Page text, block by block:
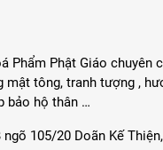
Phẩm Phật Giáo chuyên
mật tông, tranh tượng ,
bảo hộ thân …
ngõ 105/20 Doãn Kế